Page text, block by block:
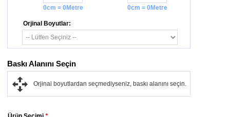
0cm = 0Metre
0cm = 0Metre
Orjinal Boyutlar:
Baskı Alanını Seçin
Orjinal boyutlardan seçmediyseniz, baskı alanını seçin.